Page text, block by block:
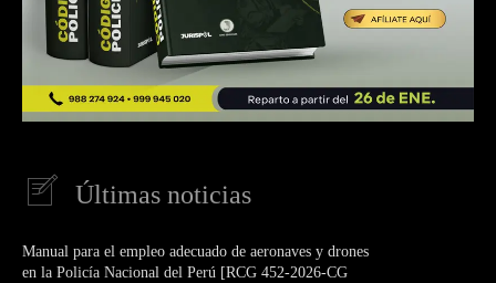
Últimas noticias
Manual para el empleo adecuado de aeronaves y drones
en la Policía Nacional del Perú [RCG 452-2026-CG